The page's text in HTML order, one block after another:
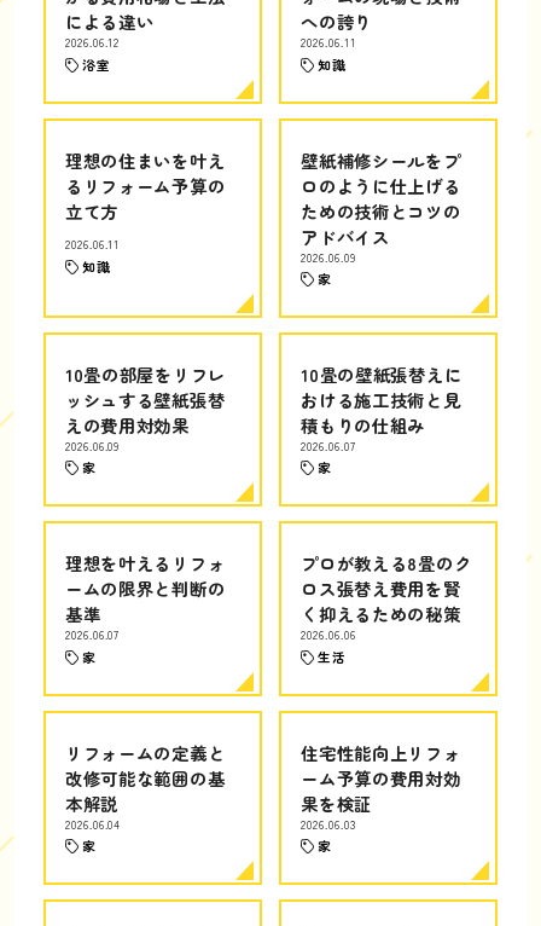
による違い
2026.06.12
浴室
への誇り
2026.06.11
知識
理想の住まいを叶え
るリフォーム予算の
立て方
2026.06.11
知識
壁紙補修シールをプ
ロのように仕上げる
ための技術とコツの
アドバイス
2026.06.09
家
10畳の部屋をリフレ
ッシュする壁紙張替
えの費用対効果
2026.06.09
家
10畳の壁紙張替えに
おける施工技術と見
積もりの仕組み
2026.06.07
家
理想を叶えるリフォ
ームの限界と判断の
基準
2026.06.07
家
プロが教える8畳のク
ロス張替え費用を賢
く抑えるための秘策
2026.06.06
生活
リフォームの定義と
改修可能な範囲の基
本解説
2026.06.04
家
住宅性能向上リフォ
ーム予算の費用対効
果を検証
2026.06.03
家